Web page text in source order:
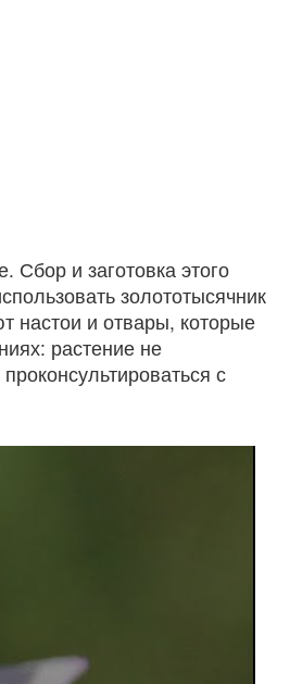
Сбор и заготовка этого
золототысячник
настои и отвары, которые
растение не
с